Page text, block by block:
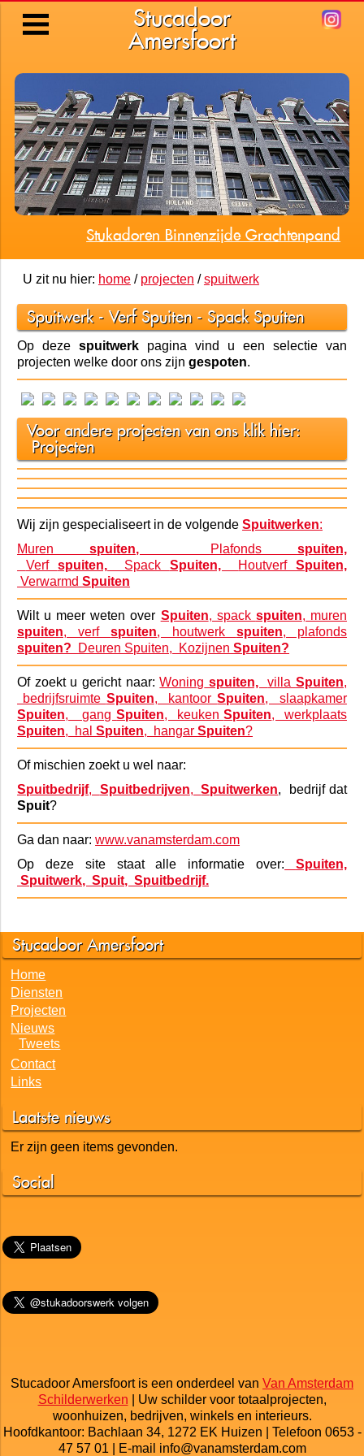
Stucadoor
Amersfoort
Stukadoren Binnenzijde Grachtenpand
U zit nu hier:home/ projecten/spuitwerk
Spuitwerk - Verf Spuiten - Spack Spuiten
Op deze spuitwerk
pagina vind u een selectie van
projecten welke door ons zijngespoten.
Voor andere projecten van ons klik hier:
Projecten
Wij zijn gespecialiseert in de volgendeSpuitwerken:
Murenspuiten,Plafondsspuiten,
Verfspuiten,SpackSpuiten,HoutverfSpuiten,
VerwarmdSpuiten
Wilt u meer weten overSpuiten, spackspuiten, muren
spuiten, verfspuiten, houtwerkspuiten, plafonds
spuiten?Deuren Spuiten, KozijnenSpuiten?
Of zoekt u gericht naar:Woning
Spuiten, gangSpuiten, keukenSpuiten, werkplaats
Spuiten
Of mischien zoekt u wel naar:
Spuitbedrijf,Spuitbedrijven,Spuitwerken, bedrijf dat
Spuit?
Op deze site staat alle informatie over:
Spuitwerk, Spuit, Spuitbedrijf.
Stucadoor Amersfoort
Home
Diensten
Projecten
Tweets
Contact
Laatste nieuws
Social